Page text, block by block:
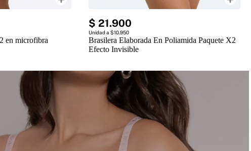
en microfibra
$ 21.900
Unidad a $10.950
Brasilera Elaborada En Poliamida Paquete X2
Efecto Invisible